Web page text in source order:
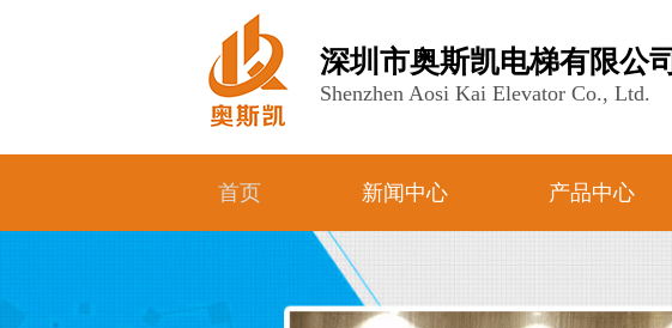
深圳市奥斯凯电梯有限公司
Shenzhen Aosi Kai Elevator Co., Ltd.
首页 新闻中心 产品中心